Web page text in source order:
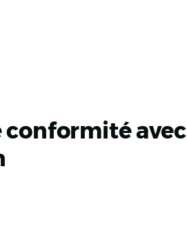
conformité avec